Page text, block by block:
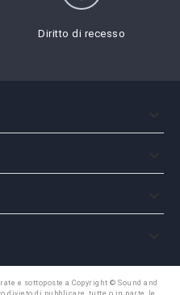
Diritto di recesso
e sottoposte a Copyright © Sound and
divieto di pubblicare, tutte o in parte, le